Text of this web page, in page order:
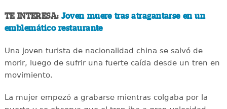
TE INTERESA: Joven muere tras atragantarse en un
emblemático restaurante
Una joven turista de nacionalidad china se salvó de
morir, luego de sufrir una fuerte caída desde un tren en
movimiento.
La mujer empezó a grabarse mientras colgaba por la